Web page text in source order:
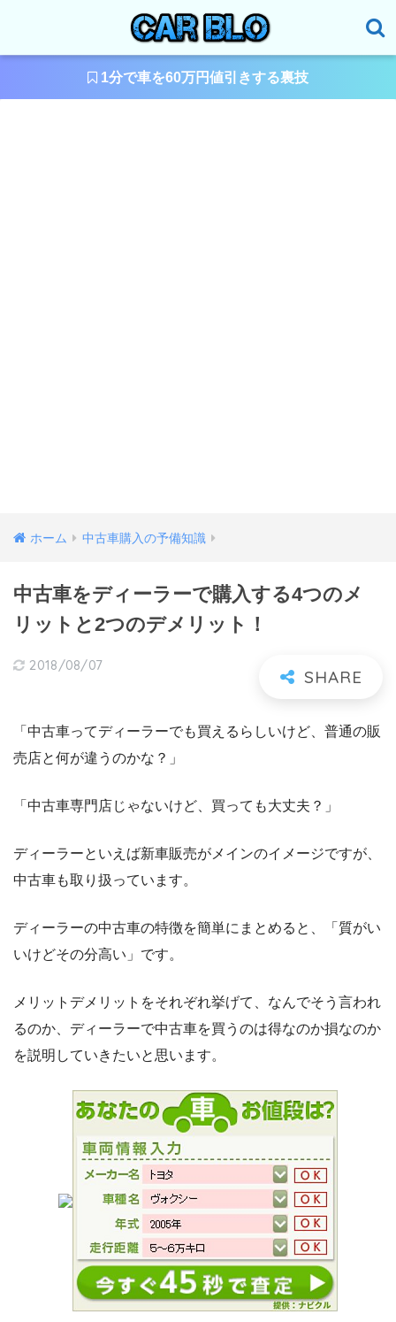
1分で車を60万円値引きする裏技
ホーム 中古車購入の予備知識
中古車をディーラーで購入する4つのメ
リットと2つのデメリット！
2018/08/07
「中古車ってディーラーでも買えるらしいけど、普通の販
売店と何が違うのかな？」
「中古車専門店じゃないけど、買っても大丈夫？」
ディーラーといえば新車販売がメインのイメージですが、
中古車も取り扱っています。
ディーラーの中古車の特徴を簡単にまとめると、「質がい
いけどその分高い」です。
メリットデメリットをそれぞれ挙げて、なんでそう言われ
るのか、ディーラーで中古車を買うのは得なのか損なのか
を説明していきたいと思います。